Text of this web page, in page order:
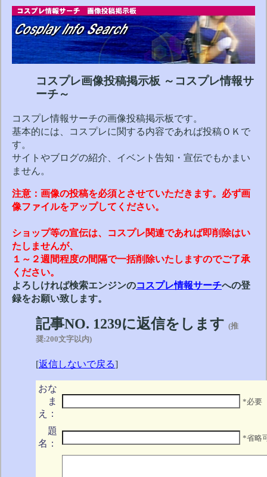
コスプレ画像投稿掲示板 ～コスプレ情報サ
ーチ～
コスプレ情報サーチの画像投稿掲示板です。
基本的には、コスプレに関する内容であれば投稿ＯＫで
す。
サイトやブログの紹介、イベント告知・宣伝でもかまい
ません。
注意：画像の投稿を必須とさせていただきます。必ず画
像ファイルをアップしてください。
ショップ等の宣伝は、コスプレ関連であれば即削除はい
たしませんが、
１～２週間程度の間隔で一括削除いたしますのでご了承
ください。
よろしければ検索エンジンのコスプレ情報サーチへの登
録をお願い致します。
記事NO. 1239に返信をします (推
奨:200文字以内)
[返信しないで戻る]
おな
ま
え：
*必要
題
名：
*省略